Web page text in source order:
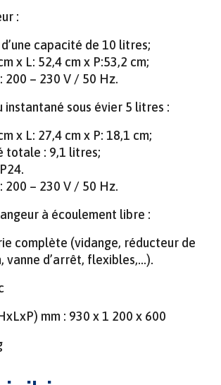
:
capacité de 10 litres;
x L: 52,4 cm x P:53,2 cm;
200 – 230 V / 50 Hz.
instantané sous évier 5 litres :
x L: 27,4 cm x P: 18,1 cm;
totale : 9,1 litres;
200 – 230 V / 50 Hz.
à écoulement libre :
complète (vidange, réducteur de
vanne d’arrêt, flexibles,…).
mm : 930 x 1 200 x 600